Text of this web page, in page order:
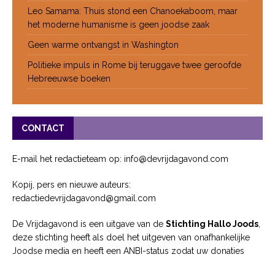
Leo Samama: Thuis stond een Chanoekaboom, maar
het moderne humanisme is geen joodse zaak
Geen warme ontvangst in Washington
Politieke impuls in Rome bij teruggave twee geroofde
Hebreeuwse boeken
CONTACT
E-mail het redactieteam op: info@devrijdagavond.com
Kopij, pers en nieuwe auteurs:
redactiedevrijdagavond@gmail.com
De Vrijdagavond is een uitgave van de Stichting Hallo Joods,
deze stichting heeft als doel het uitgeven van onafhankelijke
Joodse media en heeft een ANBI-status zodat uw donaties